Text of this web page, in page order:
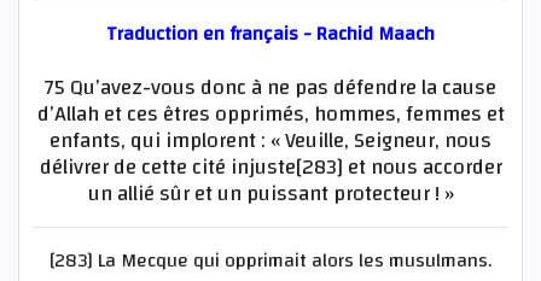
Traduction en français - Rachid Maach
75 Qu’avez-vous donc à ne pas défendre la cause
d’Allah et ces êtres opprimés, hommes, femmes et
enfants, qui implorent : « Veuille, Seigneur, nous
délivrer de cette cité injuste[283] et nous accorder
un allié sûr et un puissant protecteur ! »
[283] La Mecque qui opprimait alors les musulmans.